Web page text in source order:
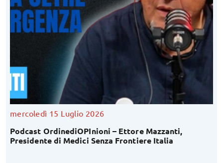
mercoledì 15 Luglio 2026
Podcast OrdinediOPInioni – Ettore Mazzanti,
Presidente di Medici Senza Frontiere Italia